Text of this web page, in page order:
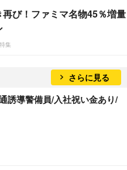
び！ファミマ名物45％増量
集
さらに見る
誘導警備員/入社祝い金あり/